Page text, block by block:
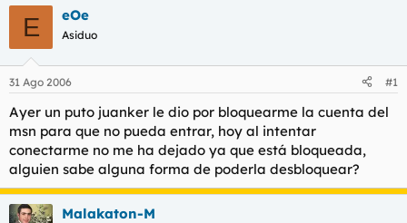
i
a
d
o
d
l
t
e
m
a
a
d
e
i
i
o
E eOe
Asiduo
31 Ago 2006 #1
Ayer un puto juanker le dio por bloquearme la cuenta del
msn para que no pueda entrar, hoy al intentar
conectarme no me ha dejado ya que está bloqueada,
alguien sabe alguna forma de poderla desbloquear?
Malakaton-M